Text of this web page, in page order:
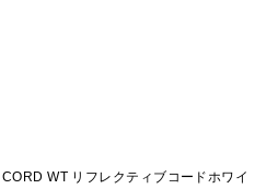
WT リフレクティブコードホワイ